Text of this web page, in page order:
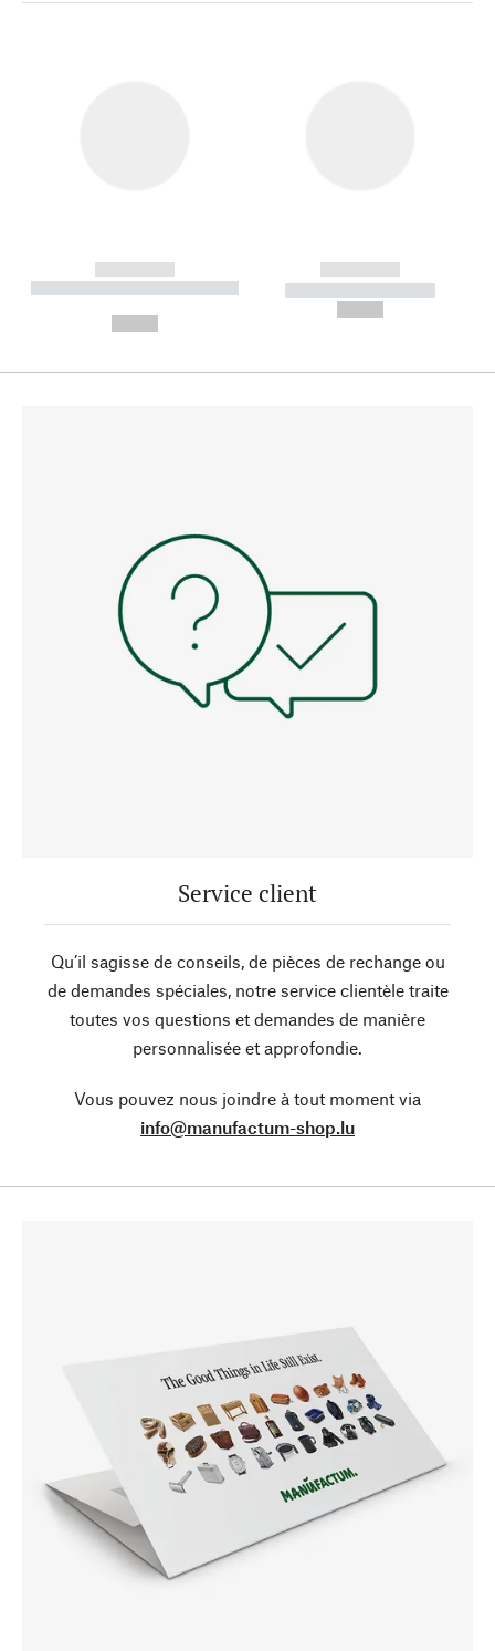
------------
----------- ----------- --------
------------
----------- -----------
Service client
Qu’il sagisse de conseils, de pièces de rechange ou
de demandes spéciales, notre service clientèle traite
toutes vos questions et demandes de manière
personnalisée et approfondie.
Vous pouvez nous joindre à tout moment via
info@manufactum-shop.lu